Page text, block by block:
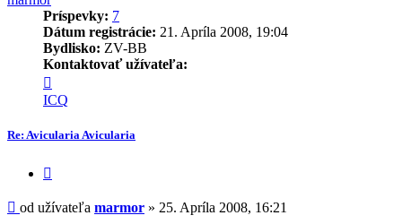
Príspevky: 7
Dátum registrácie: 21. Apríla 2008, 19:04
Bydlisko: ZV-BB
Kontaktovať užívateľa:
informácie
užívateľa
-
marmor
ICQ
Re: Avicularia Avicularia
Príspevok
od užívateľa marmor » 25. Apríla 2008, 16:21